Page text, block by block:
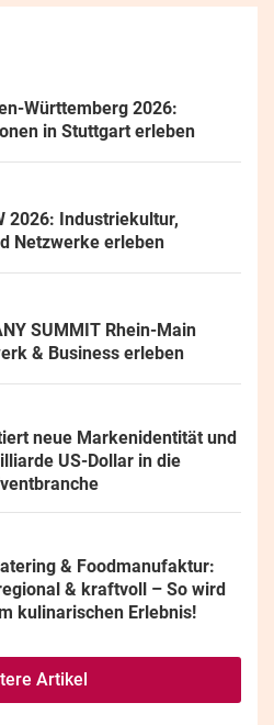
Württemberg 2026:
in Stuttgart erleben
2026: Industriekultur,
Netzwerke erleben
SUMMIT Rhein-Main
& Business erleben
neue Markenidentität und
US-Dollar in die
& Foodmanufaktur:
& kraftvoll – So wird
kulinarischen Erlebnis!
Artikel